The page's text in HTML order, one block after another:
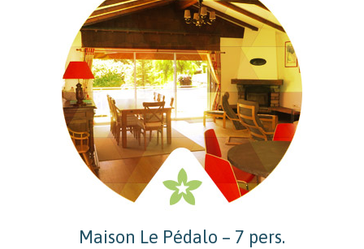
Maison Le Pédalo – 7 pers.